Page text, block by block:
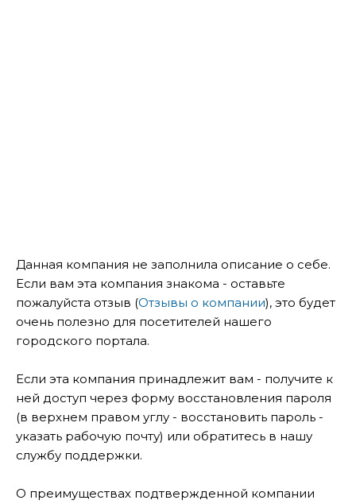
Данная компания не заполнила описание о себе.
Если вам эта компания знакома - оставьте
пожалуйста отзыв (Отзывы о компании), это будет
очень полезно для посетителей нашего
городского портала.
Если эта компания принадлежит вам - получите к
ней доступ через форму восстановления пароля
(в верхнем правом углу - восстановить пароль -
указать рабочую почту) или обратитесь в нашу
службу поддержки.
О преимуществах подтвержденной компании